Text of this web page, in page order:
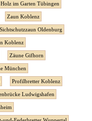
Holz im Garten Tübingen
Zaun Koblenz
Sichtschutzzaun Oldenburg
Koblenz
Zäune Gifhorn
München
Profilbretter Koblenz
Ludwigshafen